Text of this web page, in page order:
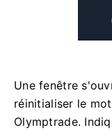
Une fenêtre
réinitialiser le
Olymptrade.